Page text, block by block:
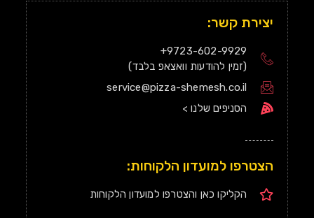
יצירת קשר:
9723-602-9929+
(זמין להודעות וואצאפ בלבד)
service@pizza-shemesh.co.il
הסניפים שלנו >
הצטרפו למועדון הלקוחות:
הקליקו כאן והצטרפו למועדון הלקוחות